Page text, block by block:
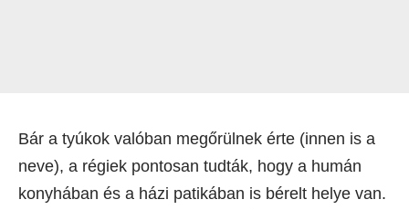
Bár a tyúkok valóban megőrülnek érte (innen is a
neve), a régiek pontosan tudták, hogy a humán
konyhában és a házi patikában is bérelt helye van.